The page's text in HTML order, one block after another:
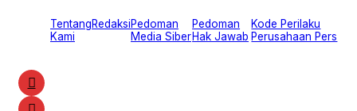
Tentang
Kami
RedaksiPedoman
Media Siber
Pedoman
Hak Jawab
Kode Perilaku
Perusahaan Pers